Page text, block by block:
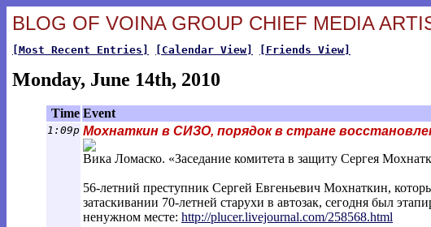
BLOG OF VOINA GROUP CHIEF MEDIA
[Most Recent Entries] [Calendar View] [Friends View]
Monday, June 14th, 2010
Time Event
1:09p Мохнаткин в СИЗО, порядок в стране
Вика Ломаско. «Заседание комитета в защиту Сергея
56-летний преступник Сергей Евгеньевич Мохнаткин,
затаскивании 70-летней старухи в автозак, сегодня был
ненужном месте: http://plucer.livejournal.com/258568.html